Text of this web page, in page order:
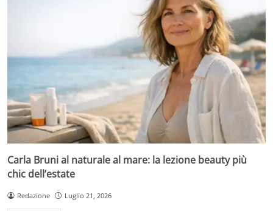
Carla Bruni al naturale al mare: la lezione beauty più
chic dell’estate
Redazione Luglio 21, 2026